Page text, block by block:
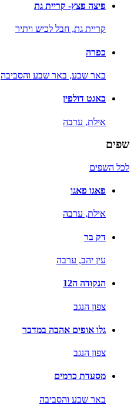
פיצה פצץ- קריית גת
קריית גת, חבל לכיש ויתיר
כפרה
באר שבע, באר שבע והסביבה
באגט דולפין
אילת, ערבה
שפים
לכל השפים
פאגו פאגו
אילת, ערבה
דק בר
עין יהב, ערבה
הנקודה ה12
צפון הנגב
גלו אופים אהבה במדבר
צפון הנגב
מסעדת כרמים
באר שבע והסביבה